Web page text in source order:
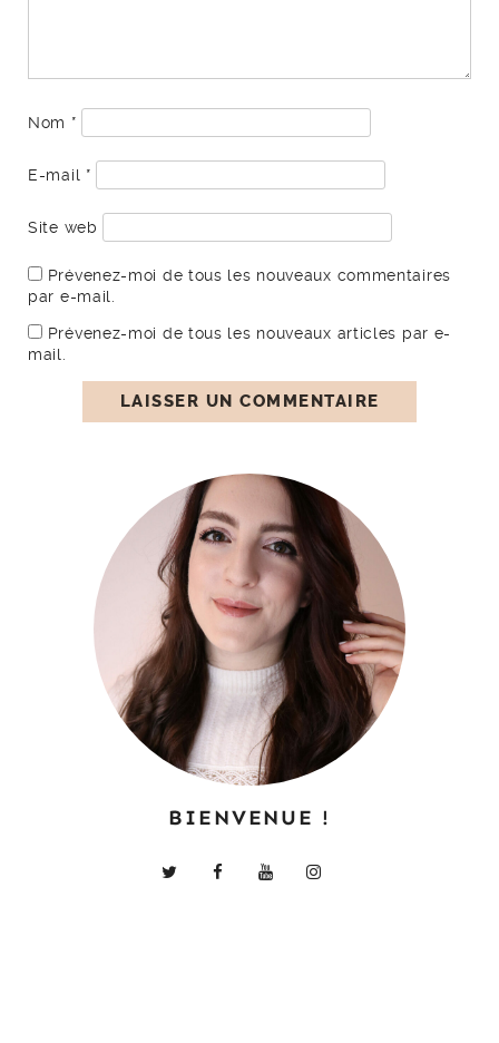
Nom *
E-mail *
Site web
Prévenez-moi de tous les nouveaux commentaires
par e-mail.
Prévenez-moi de tous les nouveaux articles par e-
mail.
BIENVENUE !